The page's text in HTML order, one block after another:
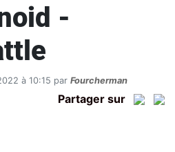
-
à 10:15 par Fourcherman
Partager sur